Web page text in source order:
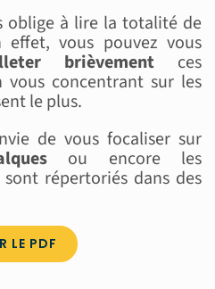
oblige à lire la totalité de
vous pouvez vous
brièvement ces
vous concentrant sur les
le plus.
de vous focaliser sur
ou encore les
répertoriés dans des
LE PDF